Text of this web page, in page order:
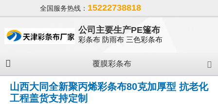
全国服务热线： 15222738818
公司主要生产PE篷布
彩条布 防雨布 三色彩条布
覆膜彩条布
山西大同全新聚丙烯彩条布80克加厚型 抗老化
工程盖货支持定制